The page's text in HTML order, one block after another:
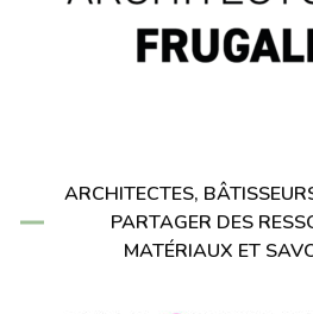
ARCHITECTES,
PARTAGER DES
MATÉRIAUX ET